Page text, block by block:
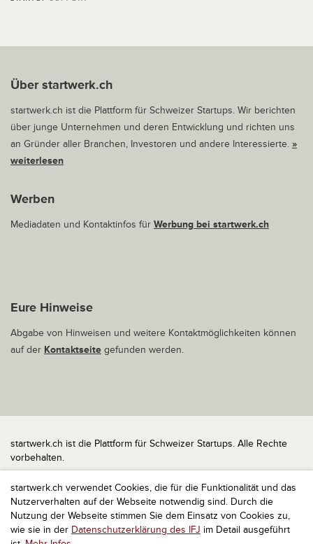
startwerk.ch verwendet Cookies, die für die Funktionalität und das
Nutzerverhalten auf der Webseite notwendig sind. Durch die
Nutzung der Webseite stimmen Sie dem Einsatz von Cookies zu,
wie sie in der Datenschutzerklärung des IFJ im Detail ausgeführt
Über startwerk.ch
startwerk.ch ist die Plattform für Schweizer Startups. Wir berichten
über junge Unternehmen und deren Entwicklung und richten uns
an Gründer aller Branchen, Investoren und andere Interessierte. »
weiterlesen
Werben
Mediadaten und Kontaktinfos für Werbung bei startwerk.ch
Eure Hinweise
Abgabe von Hinweisen und weitere Kontaktmöglichkeiten können
auf der Kontaktseite gefunden werden.
startwerk.ch ist die Plattform für Schweizer Startups. Alle Rechte
vorbehalten.
Impressum
Kontakt
nach oben